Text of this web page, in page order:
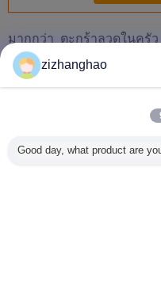
properly!""The
adjustment is
makes all the
มากกว่า ตะกร้าลวดในครัว
เก็บขนาดใหญ่
และ
zizhanghao
Good day, what product are